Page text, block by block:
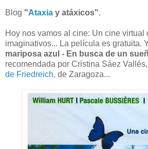
Blog "Ataxia y atáxicos".
Hoy nos vamos al cine: Un cine virtual
imaginativos... La película es gratuita.
mariposa azul - En busca de un
recomendada por Cristina Sáez
de Friedreich, de Zaragoza...